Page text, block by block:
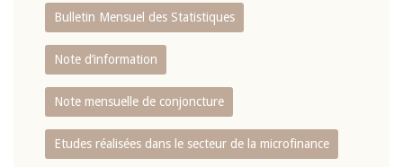
Bulletin Mensuel des Statistiques
Note d’information
Note mensuelle de conjoncture
Etudes réalisées dans le secteur de la microfinance